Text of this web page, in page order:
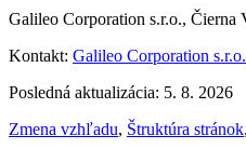
Galileo Corporation s.r.o., Čierna
Kontakt: Galileo Corporation s.r.o.
Posledná aktualizácia: 5. 8. 2026
Zmena vzhľadu, Štruktúra stránok,